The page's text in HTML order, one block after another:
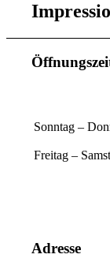
Sonntag –
Freitag –
Adresse